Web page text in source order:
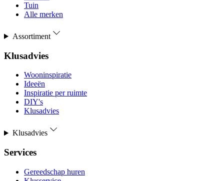
Tuin
Alle merken
Assortiment
Klusadvies
Wooninspiratie
Ideeën
Inspiratie per ruimte
DIY's
Klusadvies
Klusadvies
Services
Gereedschap huren